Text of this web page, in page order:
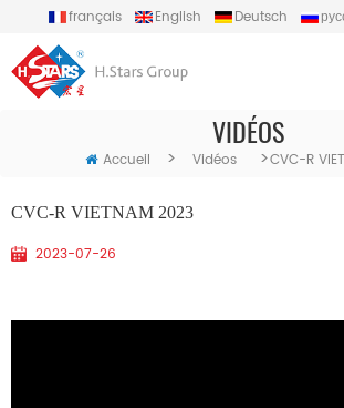
français English Deutsch
VIDÉOS
Accueil > Vidéos >CVC-R
CVC-R VIETNAM 2023
2023-07-26